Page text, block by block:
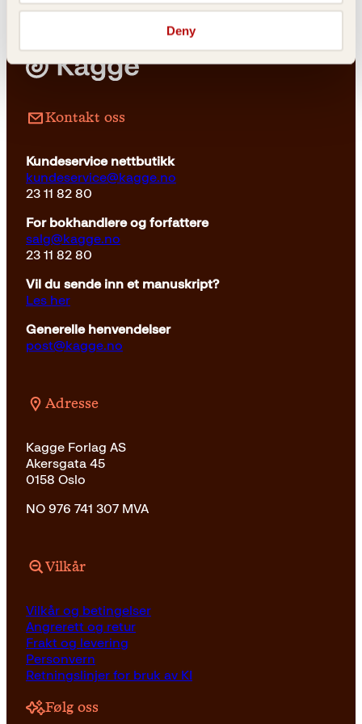
Deny
Innbundet
399krOpprinnelig
pris
var:
399kr.
305krNåværende
pris
er:
305kr.
Kjøp
var:
er:
Kontakt oss
Kundeservice nettbutikk
kundeservice@kagge.no
23 11 82 80
For bokhandlere og forfattere
salg@kagge.no
23 11 82 80
Vil du sende inn et manuskript?
Les her
Generelle henvendelser
post@kagge.no
Adresse
Kagge Forlag AS
Akersgata 45
0158 Oslo
NO 976 741 307 MVA
Vilkår
Vilkår og betingelser
Angrerett og retur
Frakt og levering
Personvern
Retningslinjer for bruk av KI
Følg oss